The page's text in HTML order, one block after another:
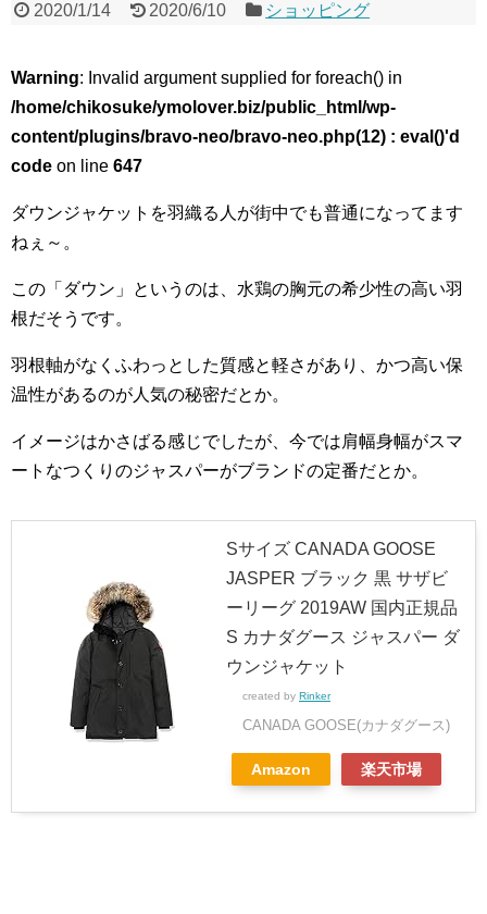
2020/1/14 2020/6/10 ショッピング
Warning: Invalid argument supplied for foreach() in
/home/chikosuke/ymolover.biz/public_html/wp-
content/plugins/bravo-neo/bravo-neo.php(12) : eval()'d
code on line 647
ダウンジャケットを羽織る人が街中でも普通になってます
ねぇ～。
この「ダウン」というのは、水鶏の胸元の希少性の高い羽
根だそうです。
羽根軸がなくふわっとした質感と軽さがあり、かつ高い保
温性があるのが人気の秘密だとか。
イメージはかさばる感じでしたが、今では肩幅身幅がスマ
ートなつくりのジャスパーがブランドの定番だとか。
Sサイズ CANADA GOOSE
JASPER ブラック 黒 サザビ
ーリーグ 2019AW 国内正規品
S カナダグース ジャスパー ダ
ウンジャケット
created by Rinker
CANADA GOOSE(カナダグース)
Amazon 楽天市場